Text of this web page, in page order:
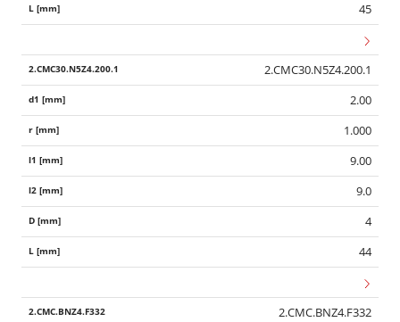
45
2.CMC30.N5Z4.200.1
2.00
1.000
9.00
9.0
4
44
2.CMC.BNZ4.F332